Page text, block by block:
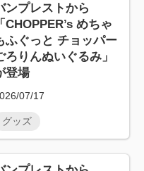
ンプレストから
「CHOPPER’s めちゃ
ふぐっと チョッパー
ろりんぬいぐるみ」
登場
07/17
グッズ